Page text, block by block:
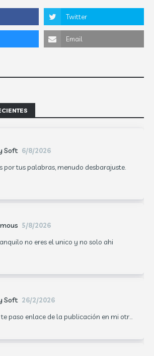
Soft 6/8/2026
por tus palabras, menudo desbarajuste.
5/8/2026
no eres el unico y no solo ahi
Soft 26/2/2026
te paso enlace de la publicación en mi otr...